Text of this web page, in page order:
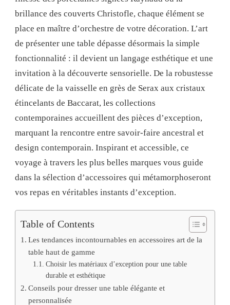
ÉLÉGANTS.
brillance des couverts Christofle, chaque élément se
place en maître d’orchestre de votre décoration. L’art
de présenter une table dépasse désormais la simple
fonctionnalité : il devient un langage esthétique et une
invitation à la découverte sensorielle. De la robustesse
délicate de la vaisselle en grès de Serax aux cristaux
étincelants de Baccarat, les collections
contemporaines accueillent des pièces d’exception,
marquant la rencontre entre savoir-faire ancestral et
design contemporain. Inspirant et accessible, ce
voyage à travers les plus belles marques vous guide
dans la sélection d’accessoires qui métamorphoseront
vos repas en véritables instants d’exception.
Table of Contents
Les tendances incontournables en accessoires art de la
table haut de gamme
Choisir les matériaux d’exception pour une table
durable et esthétique
Conseils pour dresser une table élégante et
personnalisée